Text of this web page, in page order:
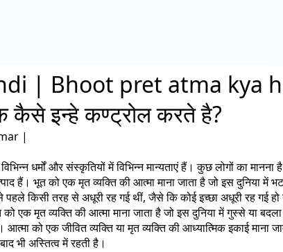
| Bhoot pret atma kya
कैसे इन्हे कण्ट्रोल करते है?
|
धर्मों और संस्कृतियों में विभिन्न मान्यताएं हैं। कुछ लोगों का
हैं। भूत को एक मृत व्यक्ति की आत्मा माना जाता है जो इस दुनिया में
पहले किसी तरह से अधूरी रह गई थीं, जैसे कि कोई इच्छा अधूरी रह गई
को एक मृत व्यक्ति की आत्मा माना जाता है जो इस दुनिया में गुस्से या
को एक जीवित व्यक्ति या मृत व्यक्ति की आध्यात्मिक इकाई
भी अस्तित्व में रहती है।